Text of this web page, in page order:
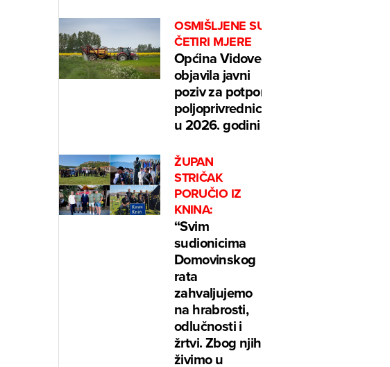
OSMIŠLJENE SU
ČETIRI MJERE
Općina Vidovec
objavila javni
poziv za potpore
poljoprivrednicima
u 2026. godini
ŽUPAN
STRIČAK
PORUČIO IZ
KNINA:
“Svim
sudionicima
Domovinskog
rata
zahvaljujemo
na hrabrosti,
odlučnosti i
žrtvi. Zbog njih
živimo u